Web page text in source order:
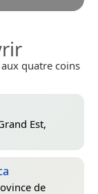
quatre coins
Est,
de